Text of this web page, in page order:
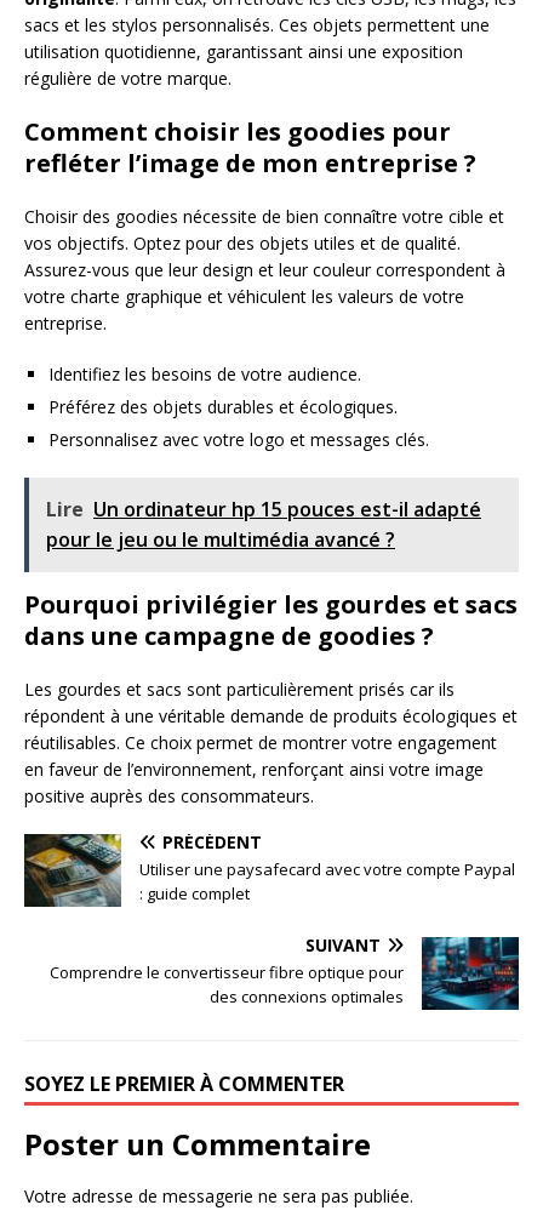
sacs et les stylos personnalisés. Ces objets permettent une
utilisation quotidienne, garantissant ainsi une exposition
régulière de votre marque.
Comment choisir les goodies pour
refléter l’image de mon entreprise ?
Choisir des goodies nécessite de bien connaître votre cible et
vos objectifs. Optez pour des objets utiles et de qualité.
Assurez-vous que leur design et leur couleur correspondent à
votre charte graphique et véhiculent les valeurs de votre
entreprise.
Identifiez les besoins de votre audience.
Préférez des objets durables et écologiques.
Personnalisez avec votre logo et messages clés.
Lire Un ordinateur hp 15 pouces est-il adapté
pour le jeu ou le multimédia avancé ?
Pourquoi privilégier les gourdes et sacs
dans une campagne de goodies ?
Les gourdes et sacs sont particulièrement prisés car ils
répondent à une véritable demande de produits écologiques et
réutilisables. Ce choix permet de montrer votre engagement
en faveur de l’environnement, renforçant ainsi votre image
positive auprès des consommateurs.
PRÉCÉDENT
Utiliser une paysafecard avec votre compte Paypal
: guide complet
SUIVANT
Comprendre le convertisseur fibre optique pour
des connexions optimales
SOYEZ LE PREMIER À COMMENTER
Poster un Commentaire
Votre adresse de messagerie ne sera pas publiée.